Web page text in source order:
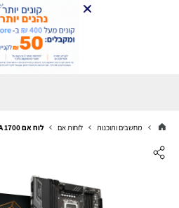
מחשבים ותוכנות לוחות אם לוח אם Gigabyte Z790 D ATX LGA 1700